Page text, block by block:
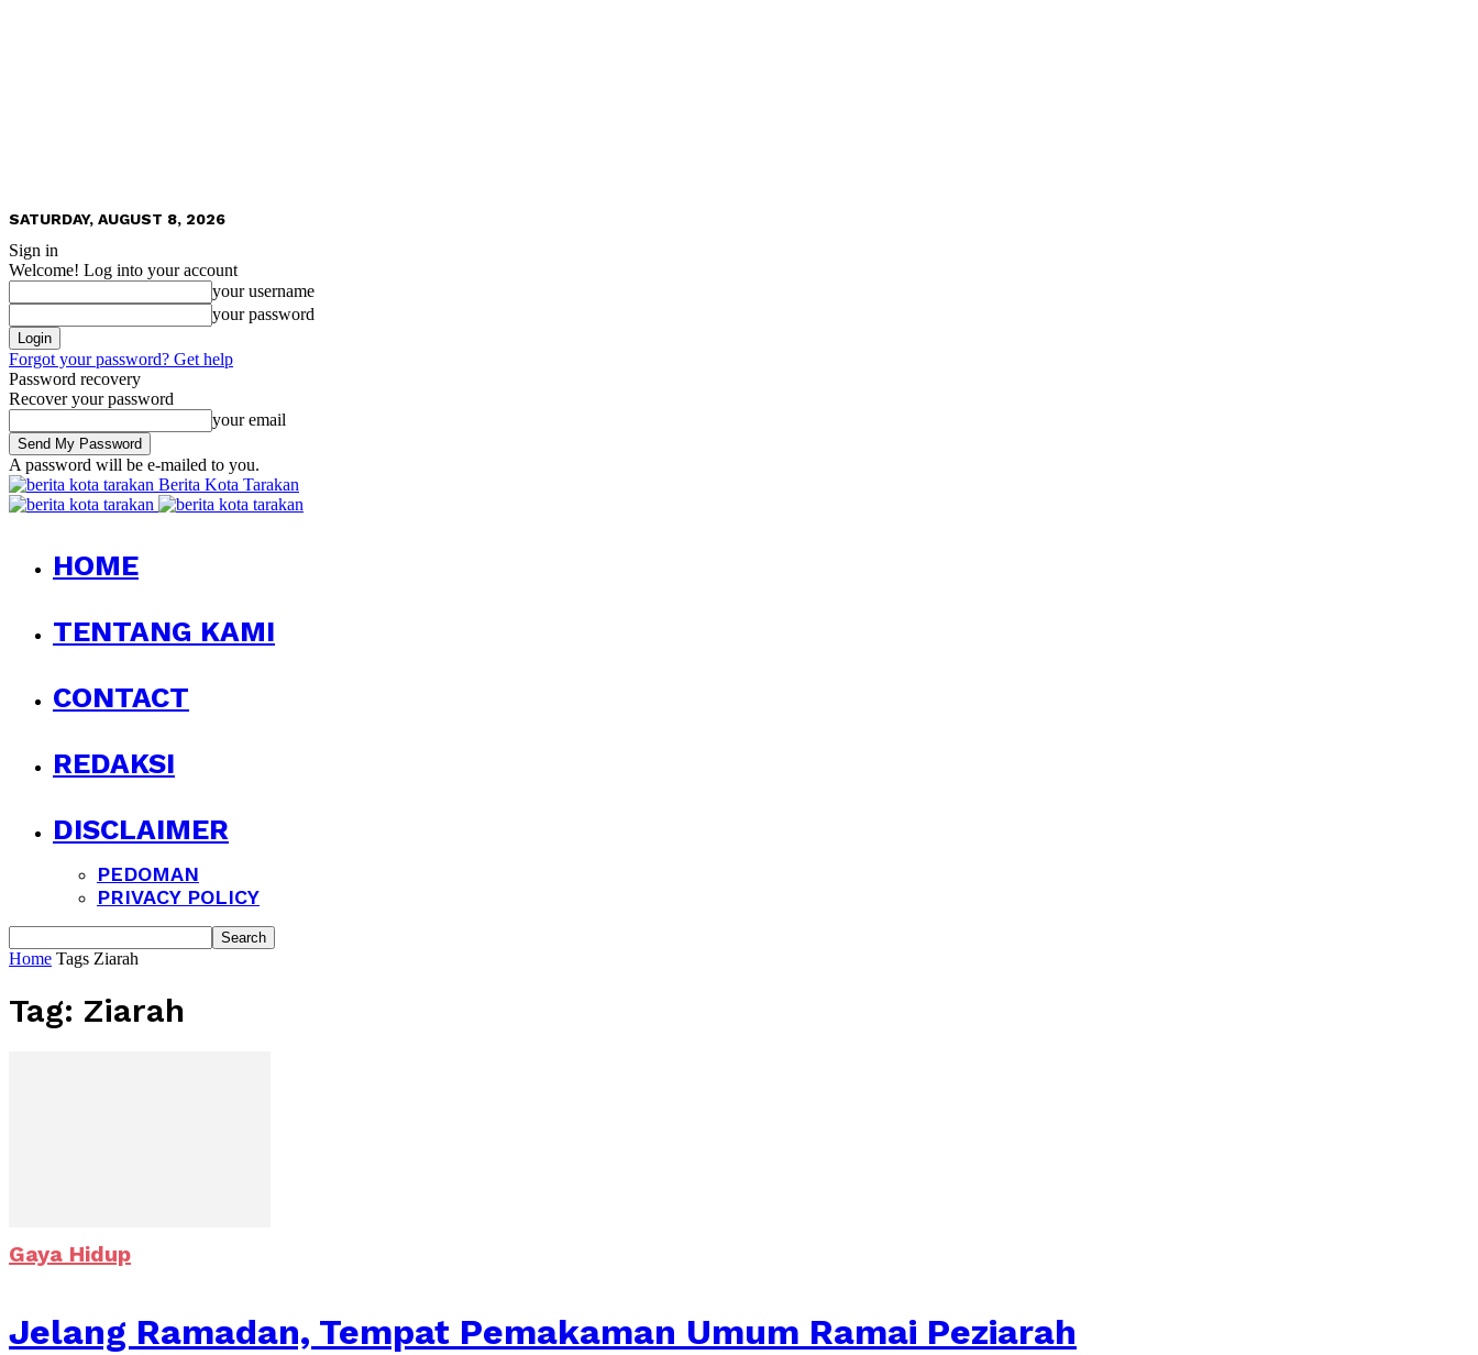
SATURDAY, AUGUST 8, 2026
Sign in
Welcome! Log into your account
your username
your password
Forgot your password? Get help
Password recovery
Recover your password
your email
A password will be e-mailed to you.
Berita Kota Tarakan
HOME
TENTANG KAMI
CONTACT
REDAKSI
DISCLAIMER
PEDOMAN
PRIVACY POLICY
Home Tags Ziarah
Tag: Ziarah
Gaya Hidup
Jelang Ramadan, Tempat Pemakaman Umum Ramai Peziarah